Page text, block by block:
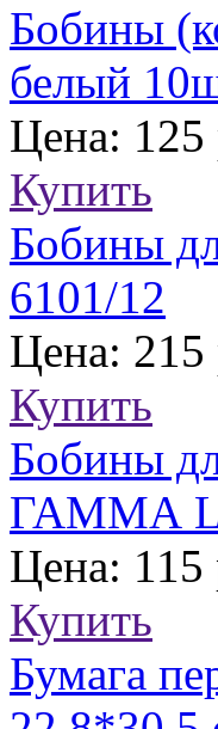
Бобины
белый
Цена: 125
Купить
Бобины
6101/12
Цена: 215
Купить
Бобины
ГАММА
Цена: 115
Купить
Бумага